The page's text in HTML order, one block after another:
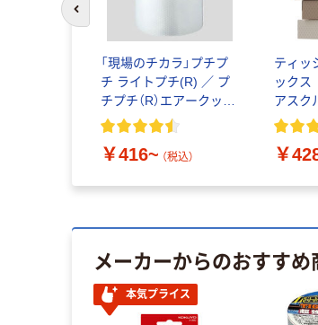
「現場のチカラ」プチプ
チ ライトプチ(R) ／ プ
チプチ（R）エアークッシ
ョン 川上産業 超軽梱包
￥416~ （税込）
ティッ
ック
アスク
￥
メーカーからのおすすめ
本気プライス